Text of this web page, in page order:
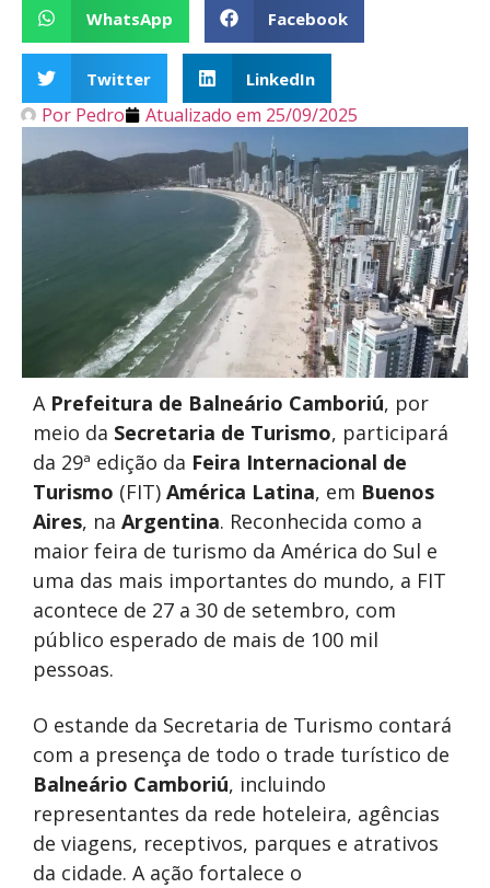
WhatsApp Facebook
Twitter LinkedIn
Por Pedro Atualizado em 25/09/2025
A Prefeitura de Balneário Camboriú, por
meio da Secretaria de Turismo, participará
da 29ª edição da Feira Internacional de
Turismo (FIT) América Latina, em Buenos
Aires, na Argentina. Reconhecida como a
maior feira de turismo da América do Sul e
uma das mais importantes do mundo, a FIT
acontece de 27 a 30 de setembro, com
público esperado de mais de 100 mil
pessoas.
O estande da Secretaria de Turismo contará
com a presença de todo o trade turístico de
Balneário Camboriú, incluindo
representantes da rede hoteleira, agências
de viagens, receptivos, parques e atrativos
da cidade. A ação fortalece o